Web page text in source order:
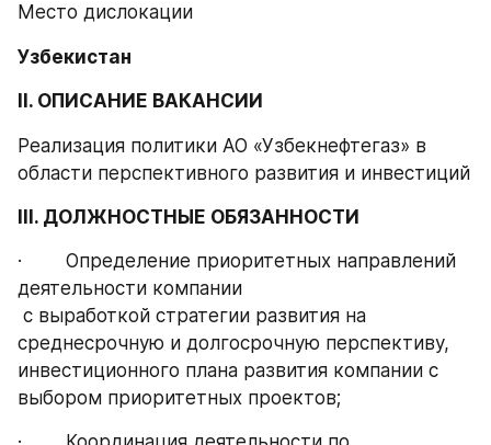
Место дислокации
Узбекистан
II. ОПИСАНИЕ ВАКАНСИИ
Реализация политики АО «Узбекнефтегаз» в
области перспективного развития и инвестиций
III. ДОЛЖНОСТНЫЕ ОБЯЗАННОСТИ
·        Определение приоритетных направлений
деятельности компании
среднесрочную и долгосрочную перспективу,
инвестиционного плана развития компании с
выбором приоритетных проектов;